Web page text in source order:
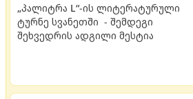
„პალიტრა L“-ის ლიტერატურული
ტურნე სვანეთში - შემდეგი
შეხვედრის ადგილი მესტია